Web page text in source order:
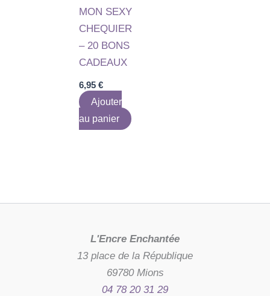
MON SEXY
CHEQUIER
– 20 BONS
CADEAUX
6,95€
Ajouter
au panier
L'Encre Enchantée
13 place de la République
69780 Mions
04 78 20 31 29